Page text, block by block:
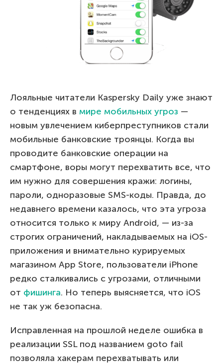
Лояльные читатели Kaspersky Daily уже знают
о тенденциях в мире мобильных угроз —
новым увлечением киберпреступников стали
мобильные банковские троянцы. Когда вы
проводите банковские операции на
смартфоне, воры могут перехватить все, что
им нужно для совершения кражи: логины,
пароли, одноразовые SMS-коды. Правда, до
недавнего времени казалось, что эта угроза
относится только к миру Android, — из-за
строгих ограничений, накладываемых на iOS-
приложения и внимательно курируемых
магазином App Store, пользователи iPhone
редко сталкивались с угрозами, отличными
от фишинга. Но теперь выясняется, что iOS
не так уж безопасна.
Исправленная на прошлой неделе ошибка в
реализации SSL под названием goto fail
позволяла хакерам перехватывать или